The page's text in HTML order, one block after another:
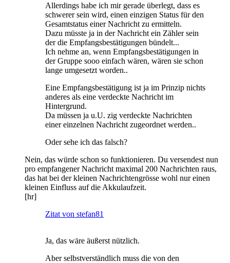
Allerdings habe ich mir gerade überlegt, dass es
schwerer sein wird, einen einzigen Status für den
Gesamtstatus einer Nachricht zu ermitteln.
Dazu müsste ja in der Nachricht ein Zähler sein
der die Empfangsbestätigungen bündelt...
Ich nehme an, wenn Empfangsbestätigungen in
der Gruppe sooo einfach wären, wären sie schon
lange umgesetzt worden..
Eine Empfangsbestätigung ist ja im Prinzip nichts
anderes als eine verdeckte Nachricht im
Hintergrund.
Da müssen ja u.U. zig verdeckte Nachrichten
einer einzelnen Nachricht zugeordnet werden..
Oder sehe ich das falsch?
Nein, das würde schon so funktionieren. Du versendest nun
pro empfangener Nachricht maximal 200 Nachrichten raus,
das hat bei der kleinen Nachrichtengrösse wohl nur einen
kleinen Einfluss auf die Akkulaufzeit.
[hr]
Zitat von stefan81
Ja, das wäre äußerst nützlich.
Aber selbstverständlich muss die von den